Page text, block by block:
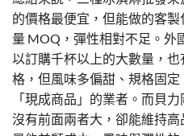
的價格最便宜，但能做的客
量 MOQ，彈性相對不足。外
以訂購千杯以上的大數量，
格，但風味多偏甜、規格固
「現成商品」的業者。而貝
沒有前面兩者大，卻能維持